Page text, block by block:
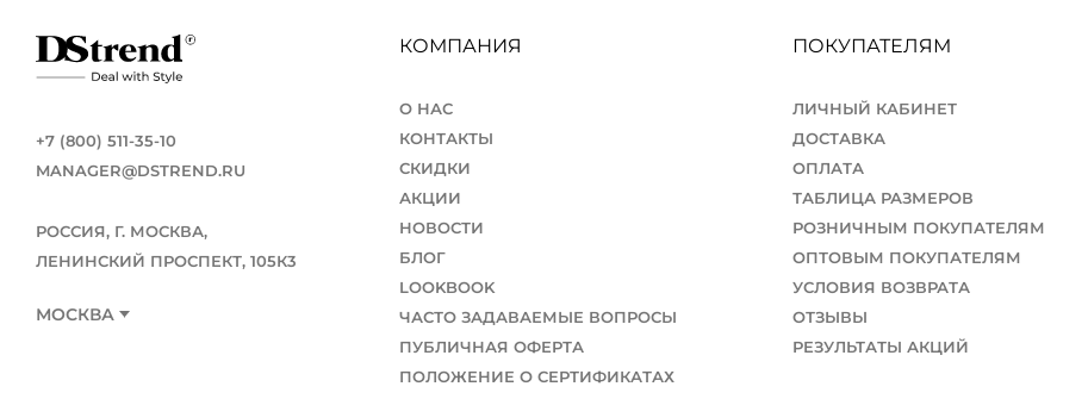
+7 (800) 511-35-10
MANAGER@DSTREND.RU
РОССИЯ, Г. МОСКВА,
ЛЕНИНСКИЙ ПРОСПЕКТ, 105К3
МОСКВА
КОМПАНИЯ
О НАС
КОНТАКТЫ
СКИДКИ
АКЦИИ
НОВОСТИ
БЛОГ
LOOKBOOK
ЧАСТО ЗАДАВАЕМЫЕ ВОПРОСЫ
ПУБЛИЧНАЯ ОФЕРТА
ПОЛОЖЕНИЕ О СЕРТИФИКАТАХ
ПОКУПАТЕЛЯМ
ЛИЧНЫЙ КАБИНЕТ
ДОСТАВКА
ОПЛАТА
ТАБЛИЦА РАЗМЕРОВ
РОЗНИЧНЫМ ПОКУПАТЕЛЯМ
ОПТОВЫМ ПОКУПАТЕЛЯМ
УСЛОВИЯ ВОЗВРАТА
ОТЗЫВЫ
РЕЗУЛЬТАТЫ АКЦИЙ